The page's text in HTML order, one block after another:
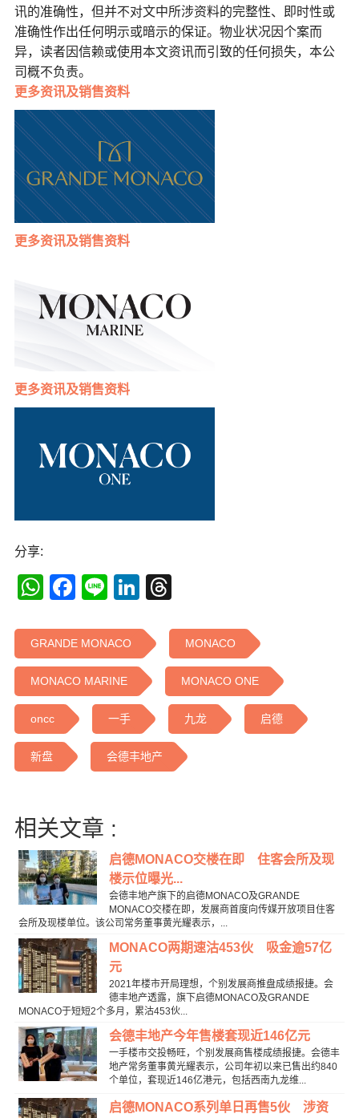
讯的准确性，但并不对文中所涉资料的完整性、即时性或
准确性作出任何明示或暗示的保证。物业状况因个案而
异，读者因信赖或使用本文资讯而引致的任何损失，本公
司概不负责。
更多资讯及销售资料
更多资讯及销售资料
更多资讯及销售资料
分享:
WhatsApp
Facebook
LineLinkedIn
GRANDE MONACO MONACO
MONACO MARINE MONACO ONE
oncc 一手 九龙 启德
新盘 会德丰地产
相关文章 :
启德MONACO交楼在即 住客会所及现
楼示位曝光...
会德丰地产旗下的启德MONACO及GRANDE
MONACO交楼在即，发展商首度向传媒开放项目住客
会所及现楼单位。该公司常务董事黄光耀表示，...
MONACO两期速沽453伙 吸金逾57亿
元
2021年楼市开局理想，个别发展商推盘成绩报捷。会
德丰地产透露，旗下启德MONACO及GRANDE
MONACO于短短2个多月，累沽453伙...
会德丰地产今年售楼套现近146亿元
一手楼市交投畅旺，个别发展商售楼成绩报捷。会德丰
地产常务董事黄光耀表示，公司年初以来已售出约840
个单位，套现近146亿港元，包括西南九龙维...
启德MONACO系列单日再售5伙 涉资